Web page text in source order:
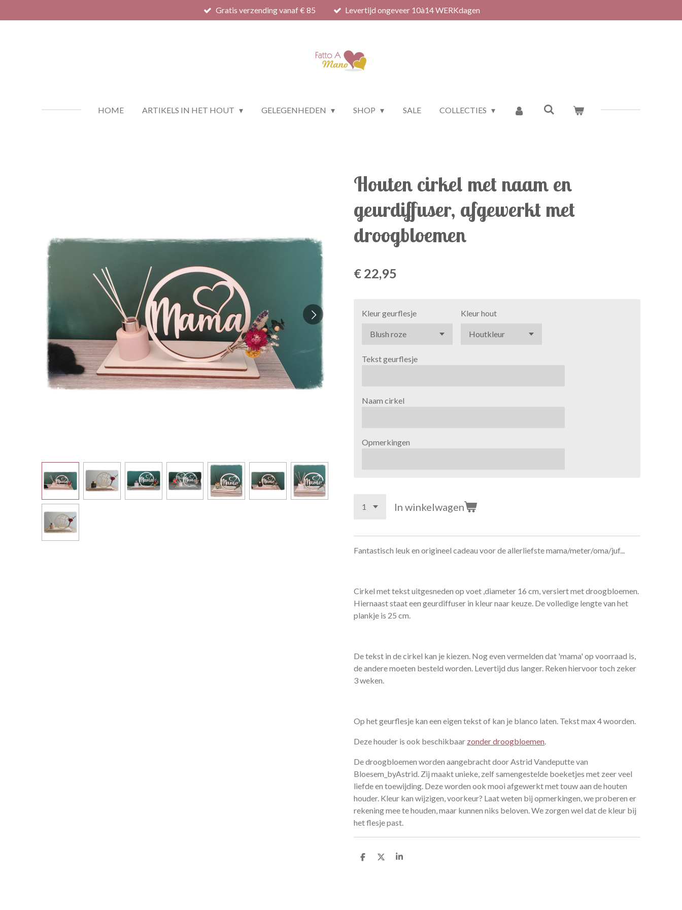
direct
Gratis verzending vanaf € 85 Levertijd ongeveer 10à14 WERKdagen
HOME ARTIKELS IN HET HOUT GELEGENHEDEN SHOP SALE COLLECTIES
Houten cirkel met naam en
geurdiffuser, afgewerkt met
droogbloemen
€ 22,95
Kleur geurflesje Kleur hout
Tekst geurflesje
Naam cirkel
Opmerkingen
In winkelwagen
Fantastisch leuk en origineel cadeau voor de allerliefste mama/meter/oma/juf...
Cirkel met tekst uitgesneden op voet ,diameter 16 cm, versiert met droogbloemen.
Hiernaast staat een geurdiffuser in kleur naar keuze. De volledige lengte van het
plankje is 25 cm.
De tekst in de cirkel kan je kiezen. Nog even vermelden dat 'mama' op voorraad is,
de andere moeten besteld worden. Levertijd dus langer. Reken hiervoor toch zeker
3 weken.
Op het geurflesje kan een eigen tekst of kan je blanco laten. Tekst max 4 woorden.
Deze houder is ook beschikbaar zonder droogbloemen
De droogbloemen worden aangebracht door Astrid Vandeputte van
Bloesem_byAstrid. Zij maakt unieke, zelf samengestelde boeketjes met zeer veel
liefde en toewijding. Deze worden ook mooi afgewerkt met touw aan de houten
houder. Kleur kan wijzigen, voorkeur? Laat weten bij opmerkingen, we proberen er
rekening mee te houden, maar kunnen niks beloven. We zorgen wel dat de kleur bij
het flesje past.
D
D
S